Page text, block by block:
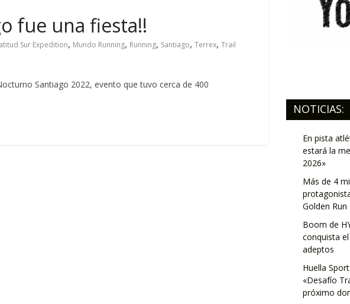
fue una fiesta!!
Sur Expedition, Mundo Running, Running, Santiago, Terrex, Trail
Santiago 2022, evento que tuvo cerca de 400
NOTICIAS:
En pista
estará la
2026»
Más de 4
Golden Run
Boom de
conquista
adeptos
Huella
«Desafío
próximo